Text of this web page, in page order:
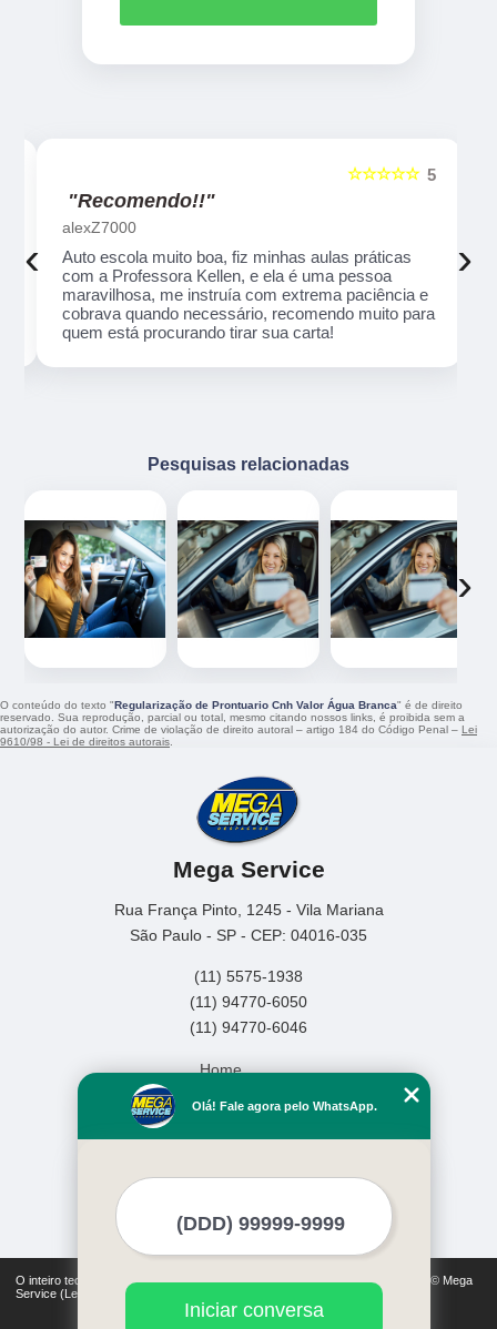
5
☆☆☆☆☆
"Recomendo!!"
alexZ7000
Auto escola muito boa, fiz minhas aulas práticas
com a Professora Kellen, e ela é uma pessoa
maravilhosa, me instruía com extrema paciência e
cobrava quando necessário, recomendo muito para
quem está procurando tirar sua carta!
‹ ›
Pesquisas relacionadas
‹ ›
O conteúdo do texto "Regularização de Prontuario Cnh Valor Água Branca" é de direito
reservado. Sua reprodução, parcial ou total, mesmo citando nossos links, é proibida sem a
autorização do autor. Crime de violação de direito autoral – artigo 184 do Código Penal – Lei
9610/98 - Lei de direitos autorais
Mega Service
Rua França Pinto, 1245 - Vila Mariana
São Paulo - SP - CEP: 04016-035
(11) 5575-1938
(11) 94770-6050
(11) 94770-6046
Home
Empresa
Mais Serviços
O inteiro teor deste site está sujeito à proteção de direitos autorais. Copyright© Mega
Service (Lei 9610 de 19/02/1998)
Olá! Fale agora pelo WhatsApp.
Iniciar conversa